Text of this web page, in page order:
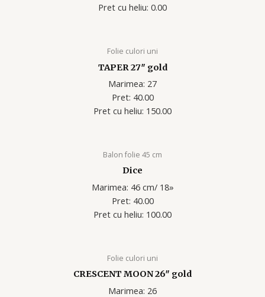
Pret cu heliu: 0.00
Folie culori uni
TAPER 27″ gold
Marimea: 27
Pret: 40.00
Pret cu heliu: 150.00
Balon folie 45 cm
Dice
Marimea: 46 cm/ 18»
Pret: 40.00
Pret cu heliu: 100.00
Folie culori uni
CRESCENT MOON 26″ gold
Marimea: 26